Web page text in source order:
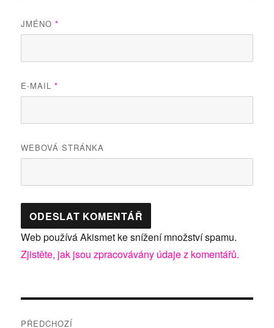
JMÉNO*
E-MAIL*
WEBOVÁ STRÁNKA
Web používá Akismet ke snížení množství spamu.
Zjistěte, jak jsou zpracovávány údaje z komentářů.
PŘEDCHOZÍ